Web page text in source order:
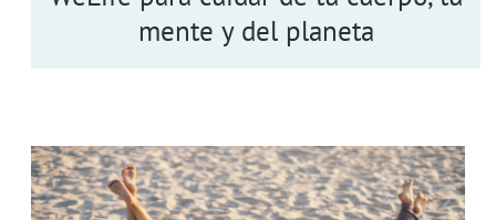
mente y del planeta